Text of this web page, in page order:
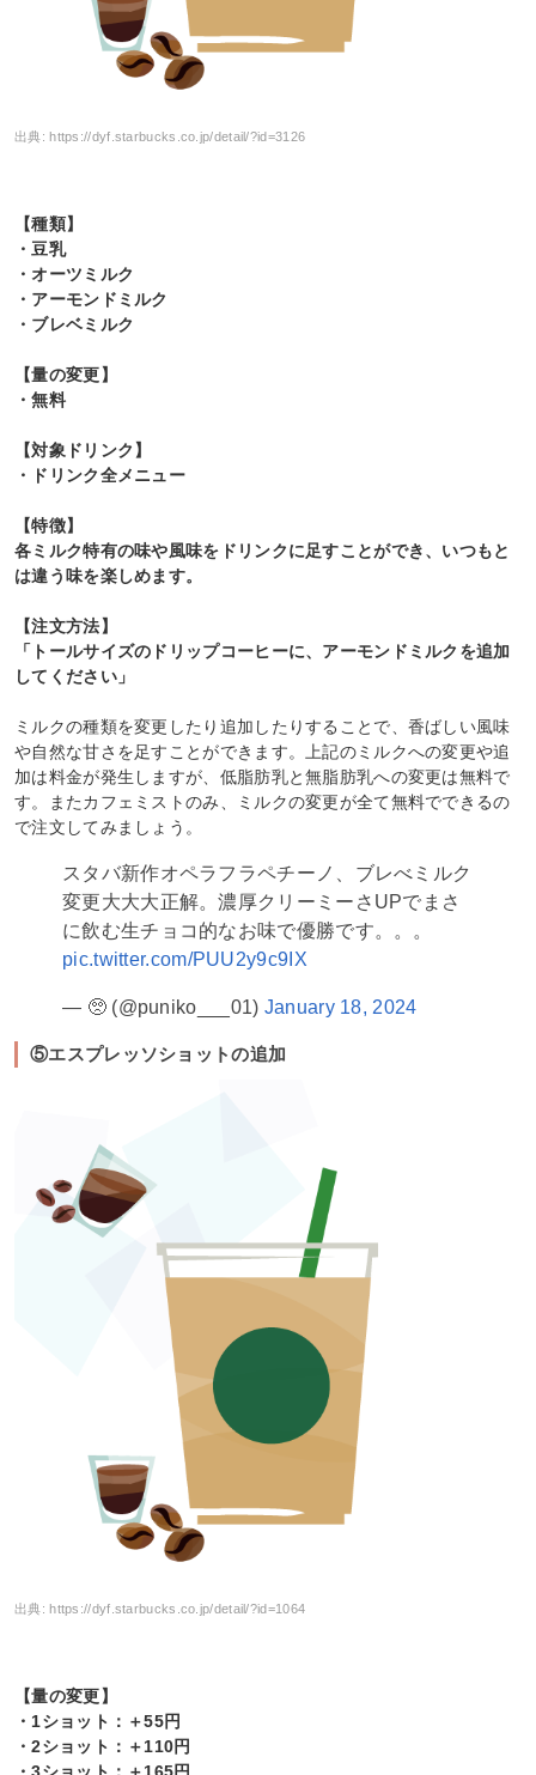
出典:https://dyf.starbucks.co.jp/detail/?id=3126
【種類】
・豆乳
・オーツミルク
・アーモンドミルク
・ブレベミルク
【量の変更】
・無料
【対象ドリンク】
・ドリンク全メニュー
【特徴】
各ミルク特有の味や風味をドリンクに足すことができ、いつもと
は違う味を楽しめます。
【注文方法】
「トールサイズのドリップコーヒーに、アーモンドミルクを追加
してください」
ミルクの種類を変更したり追加したりすることで、香ばしい風味
や自然な甘さを足すことができます。上記のミルクへの変更や追
加は料金が発生しますが、低脂肪乳と無脂肪乳への変更は無料で
す。またカフェミストのみ、ミルクの変更が全て無料でできるの
で注文してみましょう。
スタバ新作オペラフラペチーノ、ブレべミルク
変更大大大正解。濃厚クリーミーさUPでまさ
に飲む生チョコ的なお味で優勝です。。。
pic.twitter.com/PUU2y9c9IX
— 🥺 (@puniko___01) January 18, 2024
⑤エスプレッソショットの追加
出典:https://dyf.starbucks.co.jp/detail/?id=1064
【量の変更】
・1ショット：＋55円
・2ショット：＋110円